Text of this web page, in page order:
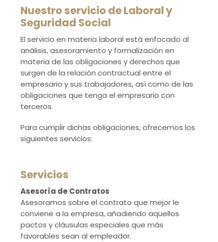
Asesoría Mercantil
Asesoría Fiscal
Nuestro servicio de Laboral y
Seguridad Social
El servicio en materia laboral está enfocado al
análisis, asesoramiento y formalización en
materia de las obligaciones y derechos que
surgen de la relación contractual entre el
empresario y sus trabajadores, así como de las
obligaciones que tenga el empresario con
terceros.
Para cumplir dichas obligaciones, ofrecemos los
siguientes servicios:
Servicios
Asesoría de Contratos
Asesoramos sobre el contrato que mejor le
conviene a la empresa, añadiendo aquellos
pactos y cláusulas especiales que más
favorables sean al empleador.